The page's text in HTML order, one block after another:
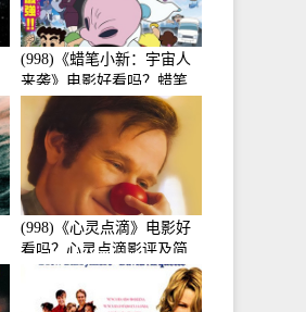
(998)《蜡笔小新：宇宙人
来袭》电影好看吗？蜡笔
小新：宇宙人来袭影评及
简介
(998)《心灵点滴》电影好
看吗？心灵点滴影评及简